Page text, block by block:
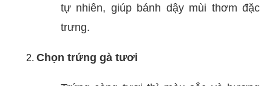
tự nhiên, giúp bánh dậy mùi thơm đặc
trưng.
Chọn trứng gà tươi